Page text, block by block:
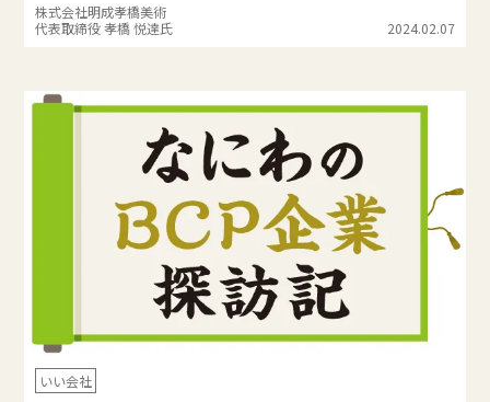
株式会社明成孝橋美術
代表取締役 孝橋 悦達氏
2024.02.07
いい会社